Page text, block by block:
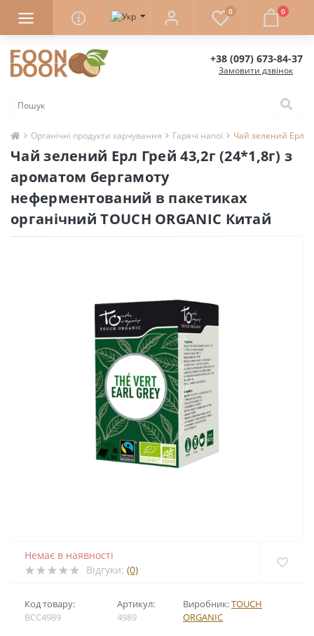
0 0
+38 (097) 673-84-37
Замовити дзвінок
Органічні продукти харчування Гарячі напої Чай зелений Ерл
Чай зелений Ерл Грей 43,2г (24*1,8г) з
ароматом бергамоту
неферментований в пакетиках
органічний TOUCH ORGANIC Китай
Немає в наявності
Відгуки: (0)
Код товару:
BCC4989
Артикул:
4989
Виробник:TOUCH
ORGANIC